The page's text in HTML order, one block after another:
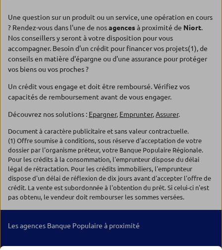
Une question sur un produit ou un service, une opération en cours
? Rendez-vous dans l'une de nosagencesà proximité de Niort.
Nos conseillers y seront à votre disposition pour vous
accompagner. Besoin d'un crédit pour financer vos projets(1), de
conseils en matière d'épargne ou d'une assurance pour protéger
vos biens ou vos proches ?
Un crédit vous engage et doit être remboursé. Vérifiez vos
capacités de remboursement avant de vous engager.
Découvrez nos solutions : Epargner, Emprunter,Assurer.
Document à caractère publicitaire et sans valeur contractuelle.
(1) Offre soumise à conditions, sous réserve d'acceptation de votre
dossier par l'organisme prêteur, votre Banque Populaire Régionale.
Pour les crédits à la consommation, l'emprunteur dispose du délai
légal de rétractation. Pour les crédits immobiliers, l'emprunteur
dispose d'un délai de réflexion de dix jours avant d'accepter l'offre de
crédit. La vente est subordonnée à l'obtention du prêt. Si celui-ci n'est
pas obtenu, le vendeur doit rembourser les sommes versées.
Les agences Banque Populaire à proximité